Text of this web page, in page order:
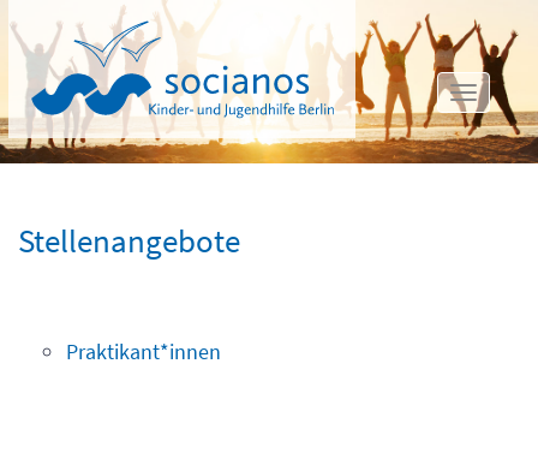
Toggle
Stellenangebote
Praktikant*innen